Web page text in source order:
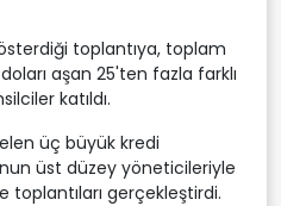
toplantıya, toplam
aşan 25'ten fazla farklı
katıldı.
üç büyük kredi
üst düzey yöneticileriyle
toplantıları gerçekleştirdi.